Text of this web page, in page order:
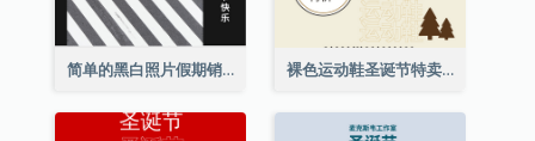
简单的黑白照片假期销售海报 裸色运动鞋圣诞节特卖海报